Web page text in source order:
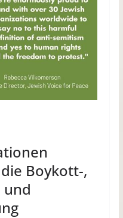
Boykott-,
und